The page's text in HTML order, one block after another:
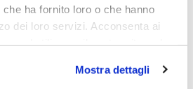
ha fornito loro o che hanno
dei loro servizi. Acconsenta ai
Mostra dettagli